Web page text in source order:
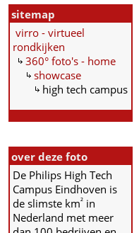
sitemap
virro - virtueel
rondkijken
360° foto's - home
showcase
high tech campus
over deze foto
De Philips High Tech
Campus Eindhoven is
de slimste km² in
Nederland met meer